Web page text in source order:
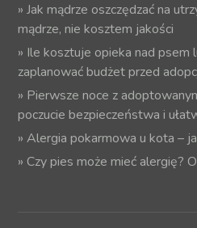
»Jak mądrze oszczędzać na
mądrze, nie kosztem jakości
» Ile kosztuje opieka nad psem
zaplanować budżet przed
» Pierwsze noce z
poczucie bezpieczeństwa i
»Alergia pokarmowa u kota –
»Czy pies może mieć alergię?